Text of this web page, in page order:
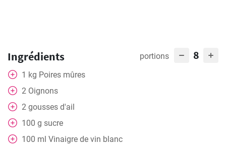
Ingrédients portions 8
1 kg Poires mûres
2 Oignons
2 gousses d'ail
100 g sucre
100 ml Vinaigre de vin blanc